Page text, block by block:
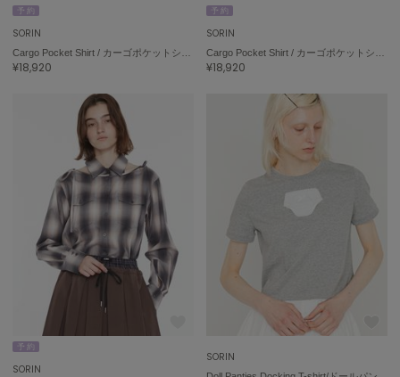
予 約
SORIN
¥18,920
予 約
SORIN
¥18,920
予 約
SORIN
SORIN